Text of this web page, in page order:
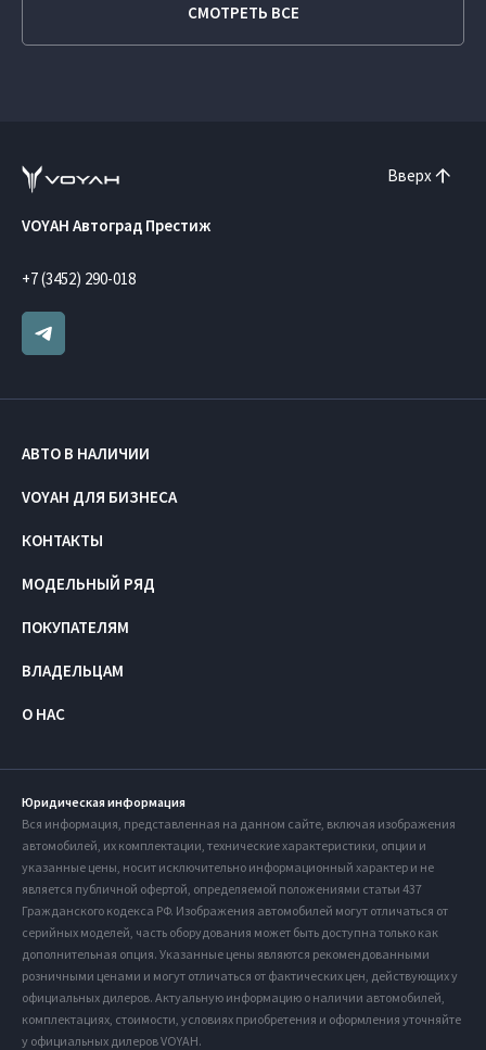
СМОТРЕТЬ ВСЕ
Вверх
VOYAH Автоград Престиж
+7 (3452) 290-018
АВТО В НАЛИЧИИ
VOYAH ДЛЯ БИЗНЕСА
КОНТАКТЫ
МОДЕЛЬНЫЙ РЯД
ПОКУПАТЕЛЯМ
ВЛАДЕЛЬЦАМ
О НАС
Юридическая информация
Вся информация, представленная на данном сайте, включая изображения
автомобилей, их комплектации, технические характеристики, опции и
указанные цены, носит исключительно информационный характер и не
является публичной офертой, определяемой положениями статьи 437
Гражданского кодекса РФ. Изображения автомобилей могут отличаться от
серийных моделей, часть оборудования может быть доступна только как
дополнительная опция. Указанные цены являются рекомендованными
розничными ценами и могут отличаться от фактических цен, действующих у
официальных дилеров. Актуальную информацию о наличии автомобилей,
комплектациях, стоимости, условиях приобретения и оформления уточняйте
у официальных дилеров VOYAH.